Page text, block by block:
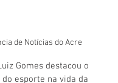
de Notícias do Acre
Gomes destacou o
esporte na vida da